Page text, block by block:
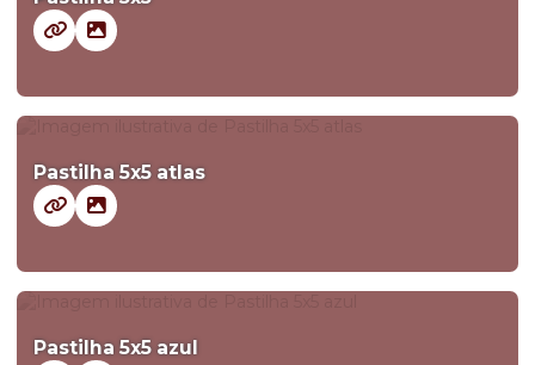
Pastilha 5x5 atlas
Pastilha 5x5 azul